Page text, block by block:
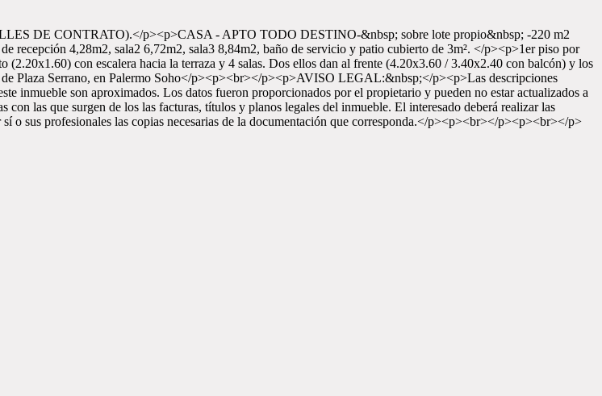
DE CONTRATO).</p><p>CASA - APTO TODO DESTINO-&nbsp; sobre lote propio&nbsp; -220 m2
recepción 4,28m2, sala2 6,72m2, sala3 8,84m2, baño de servicio y patio cubierto de 3m². </p><p>1er piso por
con escalera hacia la terraza y 4 salas. Dos ellos dan al frente (4.20x3.60 / 3.40x2.40 con balcón) y los
Plaza Serrano, en Palermo Soho</p><p><br></p><p>AVISO LEGAL:&nbsp;</p><p>Las descripciones
inmueble son aproximados. Los datos fueron proporcionados por el propietario y pueden no estar actualizados a
las que surgen de los las facturas, títulos y planos legales del inmueble. El interesado deberá realizar las
o sus profesionales las copias necesarias de la documentación que corresponda.</p><p><br></p><p><br></p>